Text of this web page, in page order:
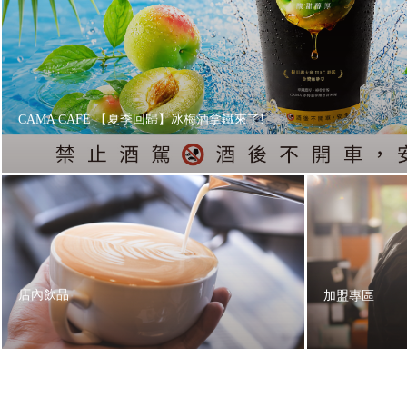
CAMA CAFE 【夏季回歸】冰梅酒拿鐵來了!
店內飲品 加盟專區